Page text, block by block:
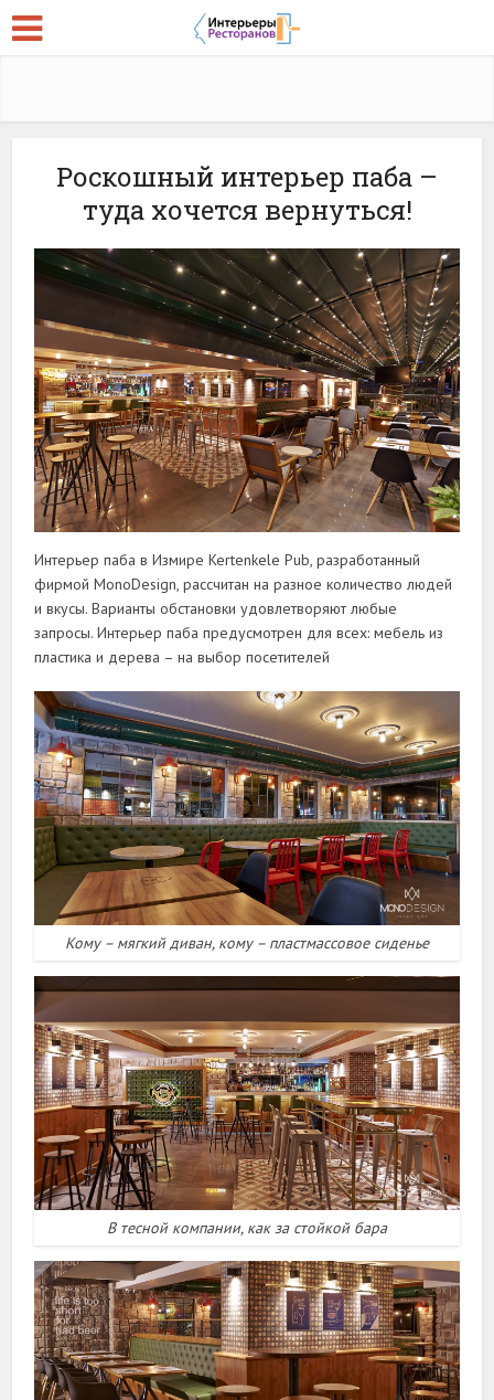
Роскошный интерьер паба –
туда хочется вернуться!
Интерьер паба в Измире Kertenkele Pub, разработанный
фирмой MonoDesign, рассчитан на разное количество людей
и вкусы. Варианты обстановки удовлетворяют любые
запросы. Интерьер паба предусмотрен для всех: мебель из
пластика и дерева – на выбор посетителей
Кому – мягкий диван, кому – пластмассовое сиденье
В тесной компании, как за стойкой бара